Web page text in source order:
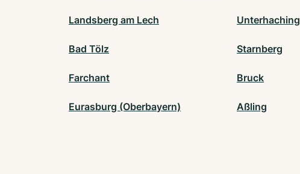
Landsberg am Lech Unterhaching
Bad Tölz Starnberg
Farchant Bruck
Eurasburg (Oberbayern) Aßling